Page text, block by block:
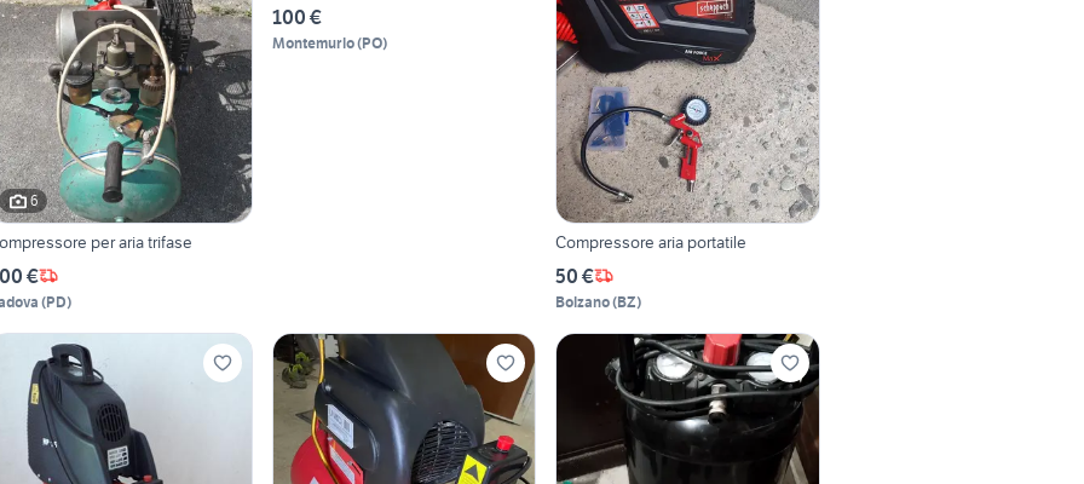
6
per aria trifase
€
(PD)
100 €
Montemurlo(PO)
Compressore aria portatile
50 €
Bolzano(BZ)